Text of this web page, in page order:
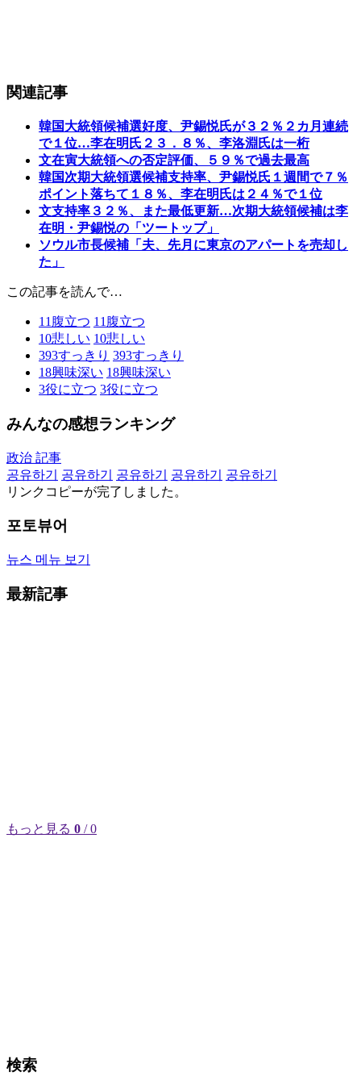
関連記事
韓国大統領候補選好度、尹錫悦氏が３２％２カ月連続
で１位…李在明氏２３．８％、李洛淵氏は一桁
文在寅大統領への否定評価、５９％で過去最高
韓国次期大統領選候補支持率、尹錫悦氏１週間で７％
ポイント落ちて１８％、李在明氏は２４％で１位
文支持率３２％、また最低更新…次期大統領候補は李
在明・尹錫悦の「ツートップ」
ソウル市長候補「夫、先月に東京のアパートを売却し
た」
この記事を読んで…
11 腹立つ 11 腹立つ
10悲しい 10悲しい
393すっきり 393すっきり
18興味深い 18興味深い
3役に立つ 3役に立つ
みんなの感想ランキング
政治 記事
공유하기
공유하기 공유하기 공유하기
공유하기
リンクコピーが完了しました。
포토뷰어
뉴스 메뉴 보기
最新記事
もっと見る 0 / 0
検索